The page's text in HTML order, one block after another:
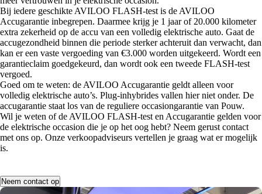
Bij iedere geschikte AVILOO FLASH-test is de AVILOO
Accugarantie inbegrepen. Daarmee krijg je 1 jaar of 20.000 kilometer
extra zekerheid op de accu van een volledig elektrische auto. Gaat de
accugezondheid binnen die periode sterker achteruit dan verwacht, dan
kan er een vaste vergoeding van €3.000 worden uitgekeerd. Wordt een
garantieclaim goedgekeurd, dan wordt ook een tweede FLASH-test
vergoed.
Goed om te weten: de AVILOO Accugarantie geldt alleen voor
volledig elektrische auto’s. Plug-inhybrides vallen hier niet onder. De
accugarantie staat los van de reguliere occasiongarantie van Pouw.
Wil je weten of de AVILOO FLASH-test en Accugarantie gelden voor
de elektrische occasion die je op het oog hebt? Neem gerust contact
met ons op. Onze verkoopadviseurs vertellen je graag wat er mogelijk
is.
Neem contact op